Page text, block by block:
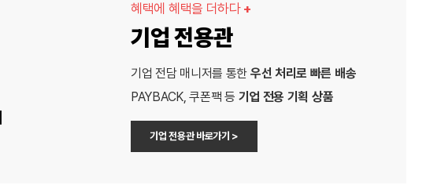
혜택에 혜택을 더하다 +
기업 전용관
기업 전담 매니저를 통한 우선 처리로 빠른 배송
PAYBACK, 쿠폰팩 등 기업 전용 기획 상품
기업 전용관 바로가기 >